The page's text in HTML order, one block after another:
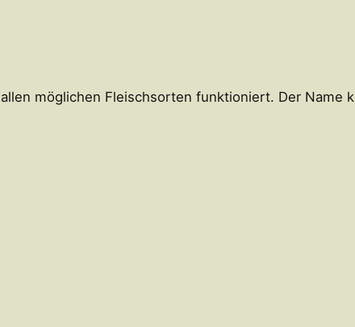
möglichen Fleischsorten funktioniert. Der Name